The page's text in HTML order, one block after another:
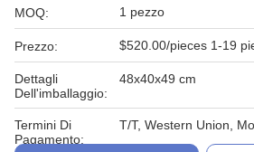
MOQ: 1 pezzo
Prezzo: $520.00/pieces 1-19
Dettagli
Dell'imballaggio:
48x40x49 cm
Termini Di
Pagamento:
T/T, Western Union,